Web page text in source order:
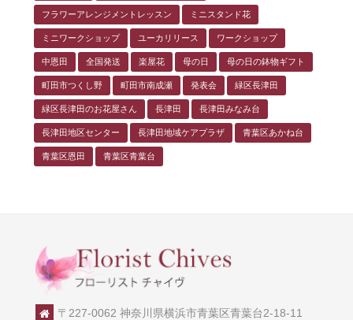
フラワーアレンジメントレッスン ミニスタンド花
ミニワークショップ ユーカリリース ワークショップ
中恩田 全国発送 楽屋花 母の日 母の日の鉢物ギフト
町田市つくし野 町田市南成瀬 発表会 緑区長津田
緑区長津田のお花屋さん 長津田 長津田みなみ台
長津田地区センター 長津田地域ケアプラザ 青葉区あかね台
青葉区恩田 青葉区青葉台
〒227-0062 神奈川県横浜市青葉区青葉台2-18-11